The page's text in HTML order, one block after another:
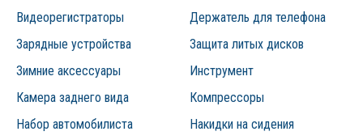
Видеорегистраторы
Держатель для телефона
Зарядные устройства
Защита литых дисков
Зимние аксессуары
Инструмент
Камера заднего вида
Компрессоры
Набор автомобилиста
Накидки на сидения